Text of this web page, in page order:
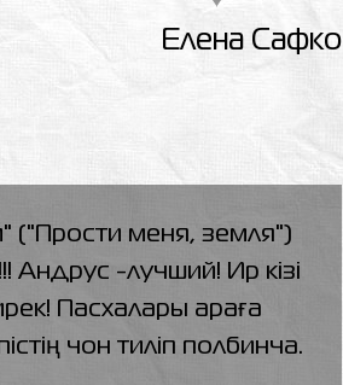
Елена Сафко
("Прости меня, земля")
Андрус -лучший! Ир кiзi
Пасхалары араға
чон тилiп полбинча.